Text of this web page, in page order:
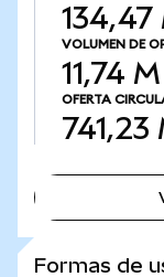
134,47
VOLUMEN DE
11,74
OFERTA
741,23
Formas de